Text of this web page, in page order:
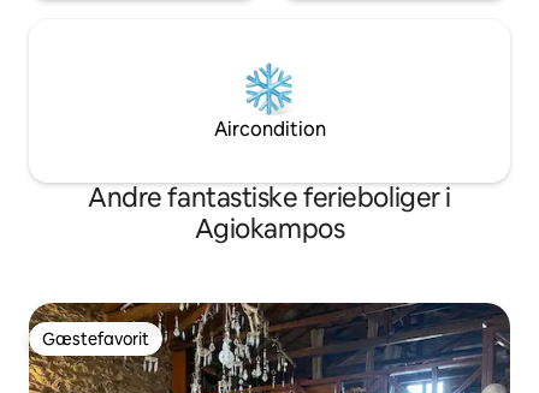
Aircondition
Andre fantastiske ferieboliger i
Agiokampos
Gæstefavorit
Gæstefavorit